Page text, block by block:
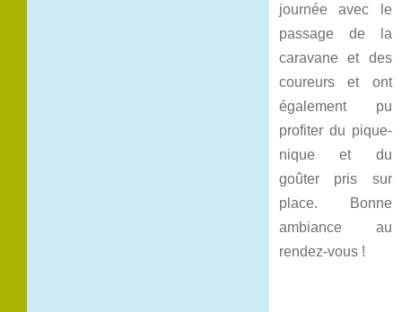
journée avec le
passage de la
caravane et des
coureurs et ont
également pu
profiter du pique-
nique et du
goûter pris sur
place. Bonne
ambiance au
rendez-vous !